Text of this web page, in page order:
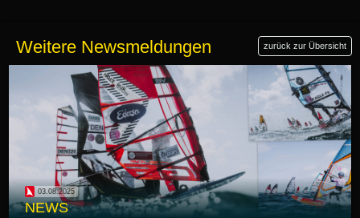
Weitere Newsmeldungen zurück zur Übersicht
03.08.2025
NEWS